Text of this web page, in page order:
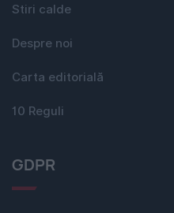
Stiri calde
Despre noi
Carta editorială
10 Reguli
GDPR